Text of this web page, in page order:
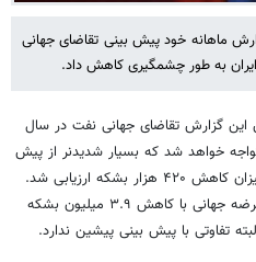
ماهانه خود پیش بینی تقاضای جهانی
به طور چشمگیری کاهش داد.
این گزارش تقاضای جهانی نفت در سال
در روز کواجه خواهد شد که بسیار شدیدنر از پیش
بینی قبلی است . در پیش بینی قبلی میزان کاهش ۴۲۰ هزار بشکه ارزیابی شد.
در سمت عرضه اما اژانس انتظار دارد عرضه جهانی با کاهش ۳.۹ میلیون بشکه
تفاوتی با پیش بینی پیشین ندارد.